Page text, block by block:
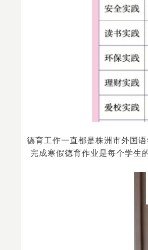
德育工作一直都是株洲市外国
完成寒假德育作业是每个学生